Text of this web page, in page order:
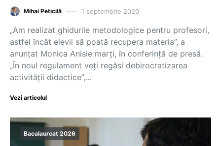
Mihai Peticilă 1 septembrie 2020
„Am realizat ghidurile metodologice pentru profesori,
astfel încât elevii să poată recupera materia”, a
anunțat Monica Anisie marți, în conferință de presă.
„În noul regulament veți regăsi debirocratizarea
activității didactice”,…
Vezi articolul
Bacalaureat 2026